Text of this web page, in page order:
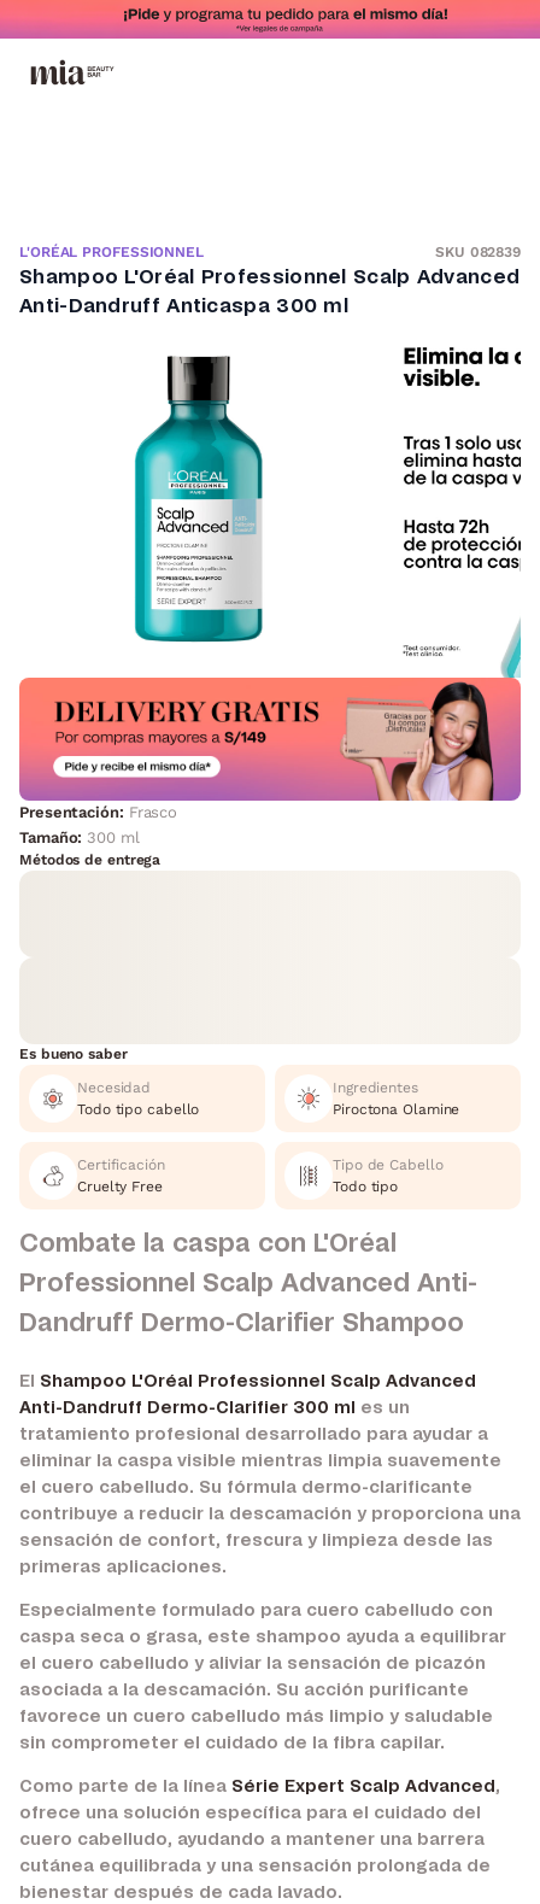
L'ORÉAL PROFESSIONNEL SKU 082839
Shampoo L'Oréal Professionnel Scalp Advanced
Anti-Dandruff Anticaspa 300 ml
Presentación: Frasco
Tamaño:300 ml
Métodos de entrega
Es bueno saber
Necesidad
Todo tipo cabello
Ingredientes
Piroctona Olamine
Certificación
Cruelty Free
Tipo de Cabello
Todo tipo
Combate la caspa con L'Oréal
Professionnel Scalp Advanced Anti-
Dandruff Dermo-Clarifier Shampoo
El Shampoo L'Oréal Professionnel Scalp Advanced
Anti-Dandruff Dermo-Clarifier 300 ml
es un
tratamiento profesional desarrollado para ayudar a
eliminar la caspa visible mientras limpia suavemente
el cuero cabelludo. Su fórmula dermo-clarificante
contribuye a reducir la descamación y proporciona una
sensación de confort, frescura y limpieza desde las
primeras aplicaciones.
Especialmente formulado para cuero cabelludo con
caspa seca o grasa, este shampoo ayuda a equilibrar
el cuero cabelludo y aliviar la sensación de picazón
asociada a la descamación. Su acción purificante
favorece un cuero cabelludo más limpio y saludable
sin comprometer el cuidado de la fibra capilar.
Como parte de la línea Série Expert Scalp Advanced ,
ofrece una solución específica para el cuidado del
cuero cabelludo, ayudando a mantener una barrera
cutánea equilibrada y una sensación prolongada de
bienestar después de cada lavado.